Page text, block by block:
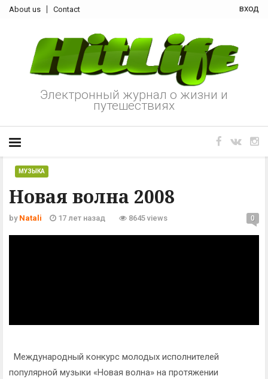
About us Contact вход
Электронный журнал о жизни и
путешествиях
Новая волна 2008
МУЗЫКА
by Natali 17 лет назад 8645 views 0
Международный конкурс молодых исполнителей
популярной музыки «Новая волна» на протяжении